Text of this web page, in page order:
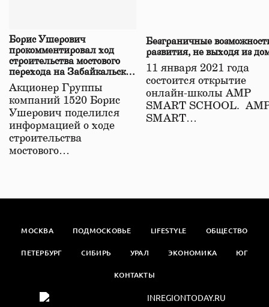
Борис Ушерович
прокомментировал ход
строительства мостового
перехода на Забайкальской
железной дороге
Акционер Группы
компаний 1520 Борис
Ушерович поделился
информацией о ходе
строительства
мостового…
Безграничные
развития, не выходя из
11 января 2021 года
состоится открытие
онлайн-школы АМР
SMART SCHOOL.
SMART…
МОСКВА ПОДМОСКОВЬЕ LIFESTYLE ОБЩЕСТВО
ПЕТЕРБУРГ СИБИРЬ УРАЛ ЭКОНОМИКА ЮГ
КОНТАКТЫ